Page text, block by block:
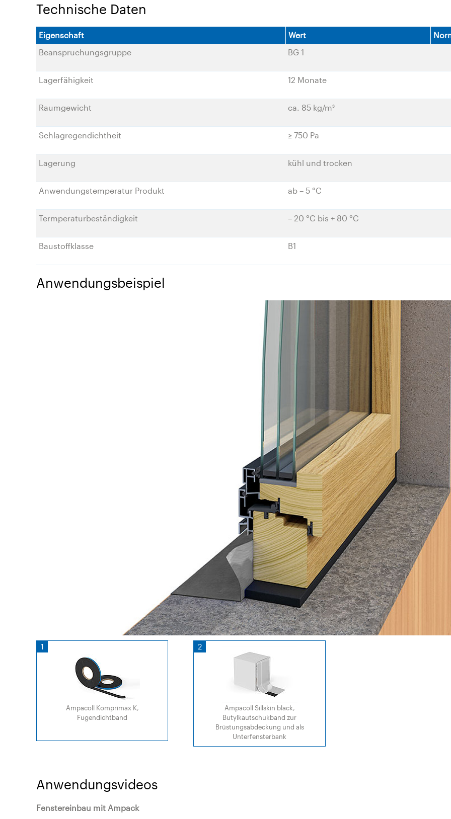
Technische Daten
Eigenschaft Wert
Beanspruchungsgruppe
BG 1
Lagerfähigkeit 12 Monate
Raumgewicht ca. 85 kg/m³
Schlagregendichtheit ≥ 750 Pa
Lagerung kühl und trocken
Anwendungstemperatur Produkt ab – 5 °C
Termperaturbeständigkeit – 20 °C bis + 80 °C
Baustoffklasse B1
Anwendungsbeispiel
1
Ampacoll Komprimax K,
Fugendichtband
2
Ampacoll Sillskin black,
Butylkautschukband zur
Brüstungsabdeckung und als
Unterfensterbank
Anwendungsvideos
Fenstereinbau mit Ampack